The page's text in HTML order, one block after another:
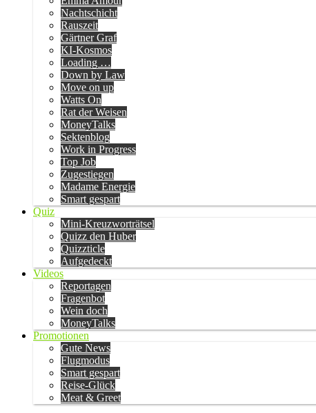
Nachtschicht
Rauszeit
Gärtner Graf
KI-Kosmos
Loading …
Down by Law
Move on up
Watts On
Rat der Weisen
MoneyTalks
Sektenblog
Work in Progress
Top Job
Zugestiegen
Madame Energie
Smart gespart
Quiz
Mini-Kreuzworträtsel
Quizz den Huber
Quizzticle
Aufgedeckt
Videos
Reportagen
Fragenbot
Wein doch
MoneyTalks
Promotionen
Gute News
Flugmodus
Smart gespart
Reise-Glück
Meat & Greet